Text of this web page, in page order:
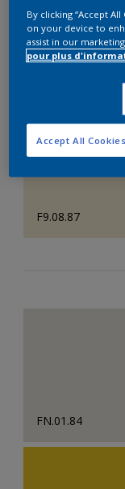
F9.08.87
FN.01.84
By clicking “Accept
on your device to
assist in our
pour plus
Accept All Cookies